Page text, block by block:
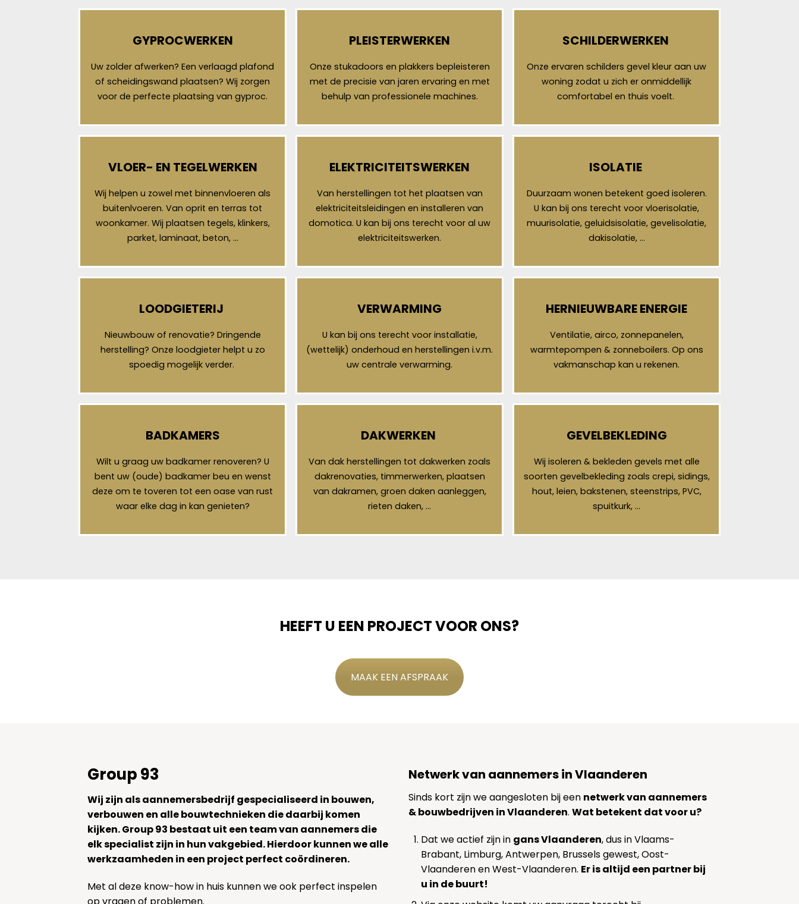
GYPROCWERKEN
Uw zolder afwerken? Een verlaagd plafond
of scheidingswand plaatsen? Wij zorgen
voor de perfecte plaatsing van gyproc.
PLEISTERWERKEN
Onze stukadoors en plakkers bepleisteren
met de precisie van jaren ervaring en met
behulp van professionele machines.
SCHILDERWERKEN
Onze ervaren schilders gevel kleur aan uw
woning zodat u zich er onmiddellijk
comfortabel en thuis voelt.
VLOER- EN TEGELWERKEN
Wij helpen u zowel met binnenvloeren als
buitenlvoeren. Van oprit en terras tot
woonkamer. Wij plaatsen tegels, klinkers,
parket, laminaat, beton, …
ELEKTRICITEITSWERKEN
Van herstellingen tot het plaatsen van
elektriciteitsleidingen en installeren van
domotica. U kan bij ons terecht voor al uw
elektriciteitswerken.
ISOLATIE
Duurzaam wonen betekent goed isoleren.
U kan bij ons terecht voor vloerisolatie,
muurisolatie, geluidsisolatie, gevelisolatie,
dakisolatie, …
LOODGIETERIJ
Nieuwbouw of renovatie? Dringende
herstelling? Onze loodgieter helpt u zo
spoedig mogelijk verder.
VERWARMING
U kan bij ons terecht voor installatie,
(wettelijk) onderhoud en herstellingen i.v.m.
uw centrale verwarming.
HERNIEUWBARE ENERGIE
Ventilatie, airco, zonnepanelen,
warmtepompen & zonneboilers. Op ons
vakmanschap kan u rekenen.
BADKAMERS
Wilt u graag uw badkamer renoveren? U
bent uw (oude) badkamer beu en wenst
deze om te toveren tot een oase van rust
waar elke dag in kan genieten?
DAKWERKEN
Van dak herstellingen tot dakwerken zoals
dakrenovaties, timmerwerken, plaatsen
van dakramen, groen daken aanleggen,
rieten daken, …
GEVELBEKLEDING
Wij isoleren & bekleden gevels met alle
soorten gevelbekleding zoals crepi, sidings,
hout, leien, bakstenen, steenstrips, PVC,
spuitkurk, …
HEEFT U EEN PROJECT VOOR ONS?
MAAK EEN AFSPRAAK
Group 93
Wij zijn als aannemersbedrijf gespecialiseerd in bouwen,
verbouwen en alle bouwtechnieken die daarbij komen
kijken. Group 93 bestaat uit een team van aannemers die
elk specialist zijn in hun vakgebied. Hierdoor kunnen we alle
werkzaamheden in een project perfect coördineren.
Met al deze know-how in huis kunnen we ook perfect inspelen
op vragen of problemen.
Netwerk van aannemers in Vlaanderen
Sinds kort zijn we aangesloten bij een netwerk van aannemers
& bouwbedrijven in Vlaanderen. Wat betekent dat voor u?
Dat we actief zijn in gans Vlaanderen, dus in Vlaams-
Brabant, Limburg, Antwerpen, Brussels gewest, Oost-
Vlaanderen en West-Vlaanderen. Er is altijd een partner bij
u in de buurt!